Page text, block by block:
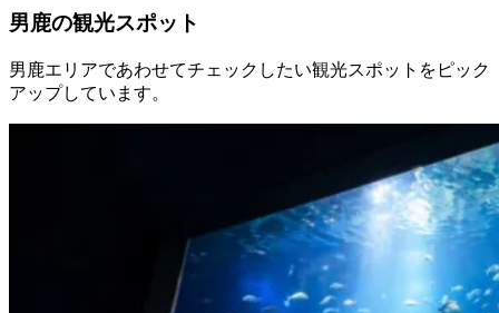
男鹿の観光スポット
男鹿エリアであわせてチェックしたい観光スポットをピック
アップしています。